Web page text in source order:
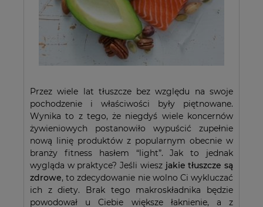
Przez wiele lat tłuszcze bez względu na swoje
pochodzenie i właściwości były piętnowane.
Wynika to z tego, że niegdyś wiele koncernów
żywieniowych postanowiło wypuścić zupełnie
nową linię produktów z popularnym obecnie w
branży fitness hasłem “light”. Jak to jednak
wygląda w praktyce? Jeśli wiesz jakie tłuszcze są
zdrowe, to zdecydowanie nie wolno Ci wykluczać
ich z diety. Brak tego makroskładnika będzie
powodował u Ciebie większe łaknienie, a z